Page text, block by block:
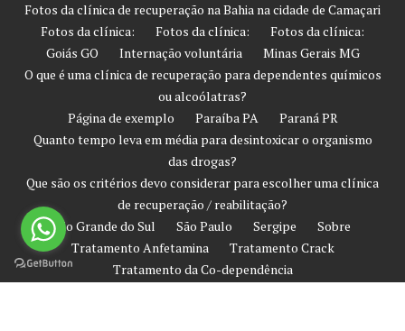
Fotos da clínica de recuperação na Bahia na cidade de Camaçari
Fotos da clínica:
Fotos da clínica:
Fotos da clínica:
Goiás GO
Internação voluntária
Minas Gerais MG
O que é uma clínica de recuperação para dependentes químicos
ou alcoólatras?
Página de exemplo
Paraíba PA
Paraná PR
Quanto tempo leva em média para desintoxicar o organismo
das drogas?
Que são os critérios devo considerar para escolher uma clínica
de recuperação / reabilitação?
Rio Grande do Sul
São Paulo Sergipe
Sobre
Tratamento Anfetamina
Tratamento Crack
Tratamento da Co-dependência